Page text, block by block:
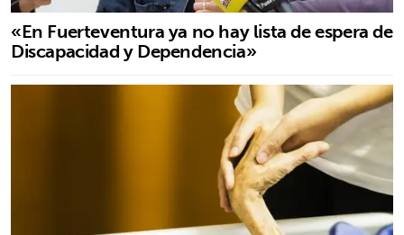
«En Fuerteventura ya no hay lista de espera de
Discapacidad y Dependencia»